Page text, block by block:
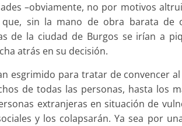
–obviamente, no por motivos
sin la mano de obra barata de
de la ciudad de Burgos se irían a
atrás en su decisión.
esgrimido para tratar de convencer
de todas las personas, hasta los
extranjeras en situación de
y los colapsarán. Ya sea por